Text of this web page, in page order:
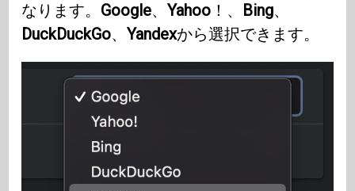
なります。 Google、Yahoo ！、 Bing、
DuckDuckGo、Yandexから選択できます。